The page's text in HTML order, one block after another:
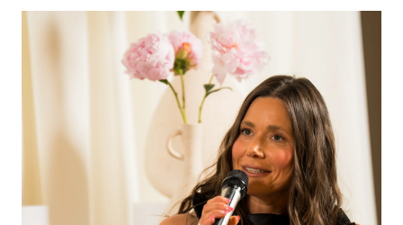
MODA & LJEPOTA